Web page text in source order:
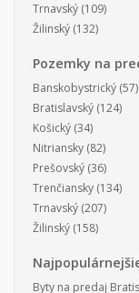
Trnavský (109)
Žilinský (132)
Pozemky na
Banskobystrický (57)
Bratislavský (124)
Košický (34)
Nitriansky (82)
Prešovský (36)
Trenčiansky (134)
Trnavský (207)
Žilinský (158)
Byty na predaj